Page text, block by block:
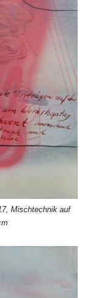
Mischtechnik auf